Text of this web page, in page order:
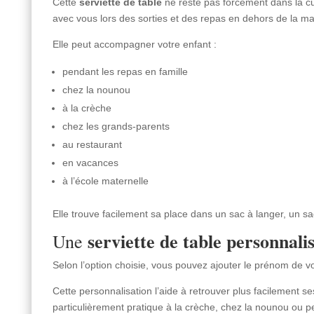
avec vous lors des sorties et des repas en dehors de la
Elle peut accompagner votre enfant :
pendant les repas en famille
chez la nounou
à la crèche
chez les grands-parents
au restaurant
en vacances
à l’école maternelle
Elle trouve facilement sa place dans un sac à langer, un
Une serviette de table
Selon l’option choisie, vous pouvez ajouter le prénom de
Cette personnalisation l’aide à retrouver plus facilement
particulièrement pratique à la crèche, chez la nounou ou